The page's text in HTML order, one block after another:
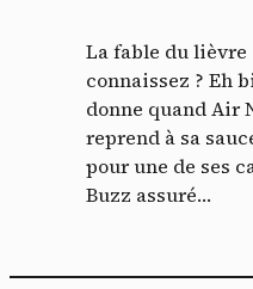
La fable du lièvre
connaissez ? Eh
donne quand Air
reprend à sa
pour une de ses
Buzz assuré…